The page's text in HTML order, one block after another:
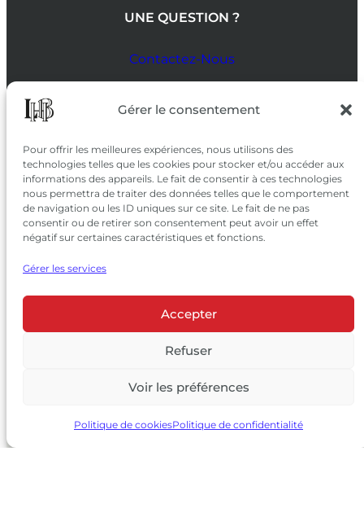
Gérer le consentement
Pour offrir les meilleures expériences, nous utilisons des
technologies telles que les cookies pour stocker et/ou accéder aux
informations des appareils. Le fait de consentir à ces technologies
nous permettra de traiter des données telles que le comportement
de navigation ou les ID uniques sur ce site. Le fait de ne pas
consentir ou de retirer son consentement peut avoir un effet
négatif sur certaines caractéristiques et fonctions.
Gérer les services
Accepter
Refuser
Voir les préférences
Politique de cookiesPolitique de confidentialité
UNE QUESTION ?
Contactez-Nous
SUIVEZ-NOUS
SUR LES RÉSEAUX
© 2026 Château Larrivet Haut-Brion |
Mentions légales|Politique de confidentialité
|CGV
L’ABUS D’ALCOOL EST DANGEREUX POUR LA SANTÉ, À